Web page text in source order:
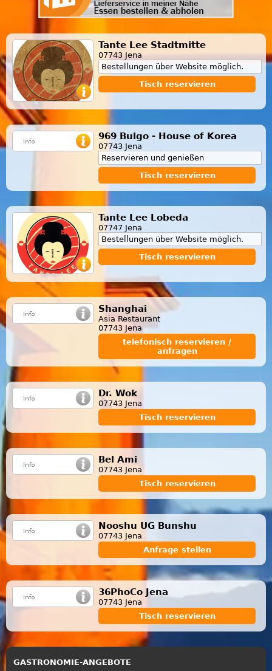
Tante Lee Stadtmitte
07743 Jena
Bestellungen über Website möglich.
Tisch reservieren
969 Bulgo - House of Korea
07743 Jena
Reservieren und genießen
Tisch reservieren
Tante Lee Lobeda
07747 Jena
Bestellungen über Website möglich.
Tisch reservieren
Shanghai
Asia Restaurant
07743 Jena
telefonisch reservieren /
anfragen
Dr. Wok
07743 Jena
Tisch reservieren
Bel Ami
07743 Jena
Tisch reservieren
Nooshu UG Bunshu
07743 Jena
Anfrage stellen
36PhoCo Jena
07743 Jena
Tisch reservieren
GASTRONOMIE-ANGEBOTE